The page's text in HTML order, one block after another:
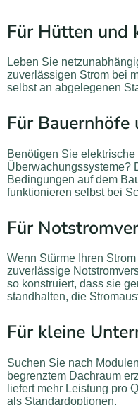
Für Hütten und
Leben Sie
zuverlässigen Strom bei
selbst an abgelegenen
Für Bauernhöfe
Benötigen Sie
Überwachungssysteme?
Bedingungen auf dem
funktionieren selbst bei
Für
Wenn Stürme Ihren
zuverlässige
so konstruiert, dass sie
standhalten, die
Für kleine
Suchen Sie nach
begrenztem Dachraum
liefert mehr Leistung pro
als Standardoptionen.